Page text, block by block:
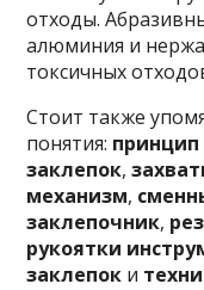
отходы.
алюминия и
токсичных
Стоит также
понятия:
заклепок,
механизм,
заклепочник,
рукоятки
заклепок и